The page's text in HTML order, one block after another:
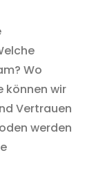
Wo
können wir
Vertrauen
werden